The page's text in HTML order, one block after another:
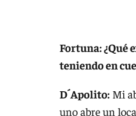
Fortuna: ¿Qué
teniendo en
D´Apolito: Mi
uno abre un